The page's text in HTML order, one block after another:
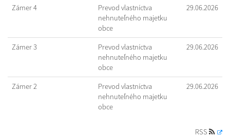
Zámer 4
Prevod vlastníctva
nehnuteľného majetku
obce
29.06.2026
Zámer 3
Prevod vlastníctva
nehnuteľného majetku
obce
29.06.2026
Zámer 2
Prevod vlastníctva
nehnuteľného majetku
obce
29.06.2026
RSS